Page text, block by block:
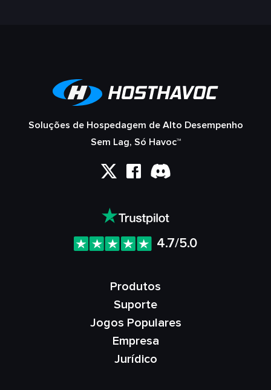
Soluções de Hospedagem de Alto Desempenho
Sem Lag, Só Havoc™
4.7/5.0
Produtos
Suporte
Jogos Populares
Empresa
Jurídico